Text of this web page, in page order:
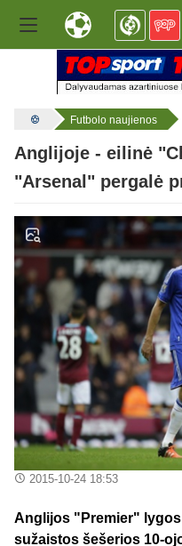
Futbolo naujienos
Anglijoje - eilinė
"Arsenal" pergalė
2015-10-24 18:53
Anglijos "Premier"
sužaistos šešerios 10-